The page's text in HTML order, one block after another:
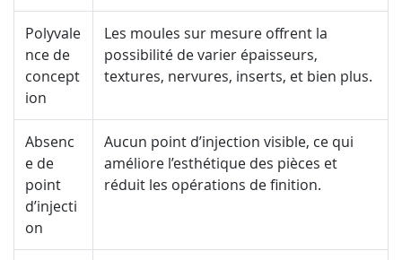
Polyvale
nce de
concept
ion
Les moules sur mesure offrent la
possibilité de varier épaisseurs,
textures, nervures, inserts, et bien plus.
Absenc
e de
point
d’injecti
on
Aucun point d’injection visible, ce qui
améliore l’esthétique des pièces et
réduit les opérations de finition.